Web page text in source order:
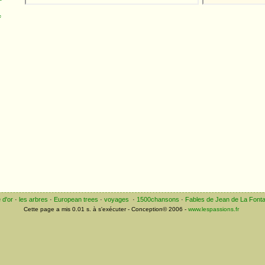
d'or · les arbres · European trees · voyages · 1500chansons · Fables de Jean de La
Cette page a mis 0.01 s. à s'exécuter - Conception© 2006 - www.lespassions.fr